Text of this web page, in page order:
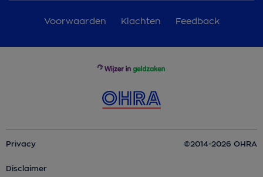
Voorwaarden Klachten Feedback
Privacy
Disclaimer
©2014-2026 OHRA